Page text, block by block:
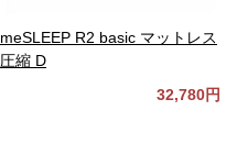
meSLEEP R2 basic マットレス
圧縮 D
32,780円